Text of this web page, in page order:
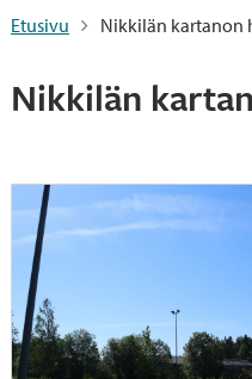
Etusivu Nikkilän kartanon
Nikkilän